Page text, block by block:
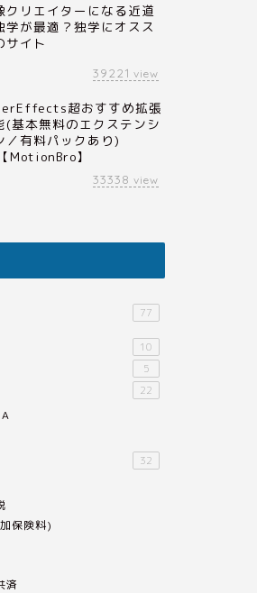
クリエイターになる近道
学が最適？独学にオスス
サイト
39221 view
超おすすめ拡張
(基本無料のエクステンシ
／有料パックあり)
MotionBro】
33338 view
77
10
5
22
32
保険料)
済